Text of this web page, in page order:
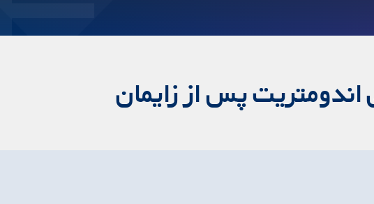
پس از زایمان